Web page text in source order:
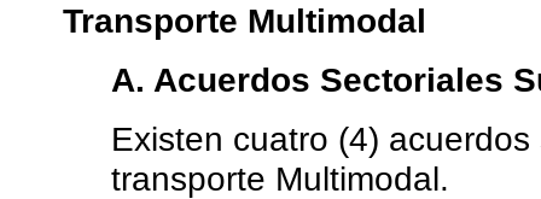
Transporte Multimodal
A. Acuerdos Sectoriales
Existen cuatro (4)
transporte Multimodal.